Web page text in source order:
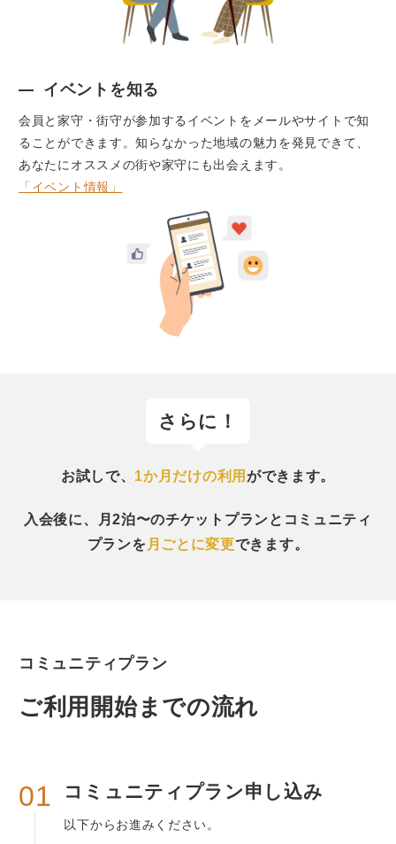
イベントを知る
会員と家守・街守が参加するイベントをメールやサイトで知
ることができます。知らなかった地域の魅力を発見できて、
あなたにオススメの街や家守にも出会えます。
「イベント情報」
さらに！
お試しで、 1か月だけの利用 ができます。
入会後に、月2泊〜のチケットプランとコミュニティ
プランを 月ごとに変更できます。
コミュニティプラン
ご利用開始までの流れ
01 コミュニティプラン申し込み
以下からお進みください。